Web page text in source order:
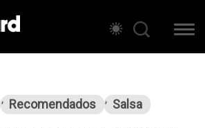
Recomendados Salsa